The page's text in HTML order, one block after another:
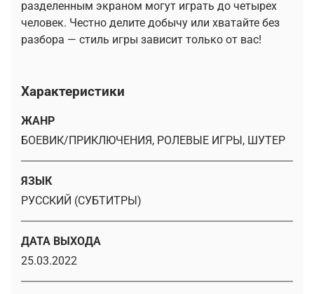
разделенным экраном могут играть до четырех
человек. Честно делите добычу или хватайте без
разбора — стиль игры зависит только от вас!
Характеристики
ЖАНР
БОЕВИК/ПРИКЛЮЧЕНИЯ, РОЛЕВЫЕ ИГРЫ, ШУТЕР
ЯЗЫК
РУССКИЙ (СУБТИТРЫ)
ДАТА ВЫХОДА
25.03.2022